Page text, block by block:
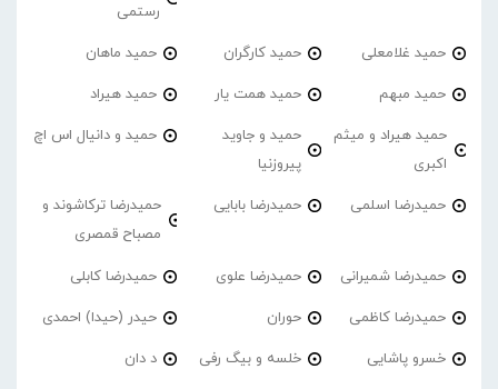
رستمی
حمید غلامعلی حمید کارگران حمید ماهان
حمید مبهم حمید همت یار حمید هیراد
حمید هیراد و میثم
اکبری
حمید و جاوید
پیروزنیا
حمید و دانیال اس اچ
حمیدرضا اسلمی حمیدرضا بابایی
حمیدرضا ترکاشوند و
مصباح قمصری
حمیدرضا شمیرانی حمیدرضا علوی حمیدرضا کابلی
حمیدرضا کاظمی حوران حیدر (حیدا) احمدی
خسرو پاشایی خلسه و بیگ رفی د دان